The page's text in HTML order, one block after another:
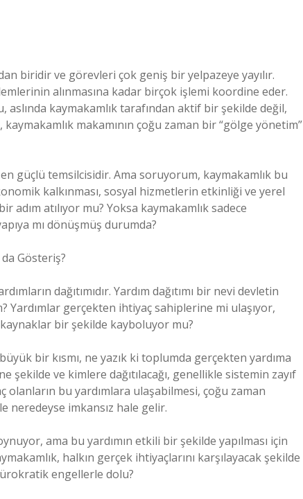
biridir ve görevleri çok geniş bir yelpazeye yayılır.
alınmasına kadar birçok işlemi koordine eder.
kaymakamlık tarafından aktif bir şekilde değil,
makamının çoğu zaman bir “gölge yönetim”
güçlü temsilcisidir. Ama soruyorum, kaymakamlık bu
kalkınması, sosyal hizmetlerin etkinliği ve yerel
atılıyor mu? Yoksa kaymakamlık sadece
mı dönüşmüş durumda?
da Gösteriş?
dağıtımıdır. Yardım dağıtımı bir nevi devletin
Yardımlar gerçekten ihtiyaç sahiplerine mi ulaşıyor,
bir şekilde kayboluyor mu?
bir kısmı, ne yazık ki toplumda gerçekten yardıma
şekilde ve kimlere dağıtılacağı, genellikle sistemin zayıf
bu yardımlara ulaşabilmesi, çoğu zaman
neredeyse imkansız hale gelir.
ama bu yardımın etkili bir şekilde yapılması için
halkın gerçek ihtiyaçlarını karşılayacak şekilde
engellerle dolu?